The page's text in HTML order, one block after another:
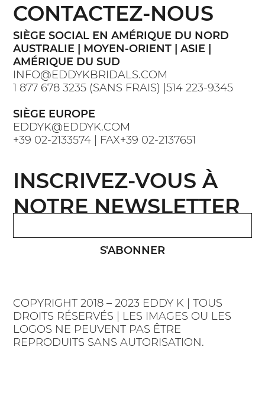
COPYRIGHT 2018 – 2023 EDDY K | TOUS
DROITS RÉSERVÉS | LES IMAGES OU LES
LOGOS NE PEUVENT PAS ÊTRE
REPRODUITS SANS AUTORISATION.
SIÈGE SOCIAL EN AMÉRIQUE DU NORD
AUSTRALIE | MOYEN-ORIENT | ASIE |
AMÉRIQUE DU SUD
INFO@EDDYKBRIDALS.COM
1 877 678 3235 (SANS FRAIS) |514 223-9345
SIÈGE EUROPE
EDDYK@EDDYK.COM
+39 02-2133574 | FAX+39 02-2137651
CONTACTEZ-NOUS
S'ABONNER
INSCRIVEZ-VOUS À
NOTRE NEWSLETTER